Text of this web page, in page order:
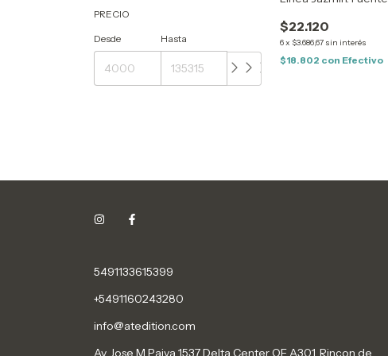
PRECIO
Desde Hasta
$22.120
6x $3.686,67 sin interés
$18.802 con Efectivo
5491133615399
+5491160243280
info@atedition.com
Av Jose M Paiva 1537 Delta Center OF A301, Rincon de